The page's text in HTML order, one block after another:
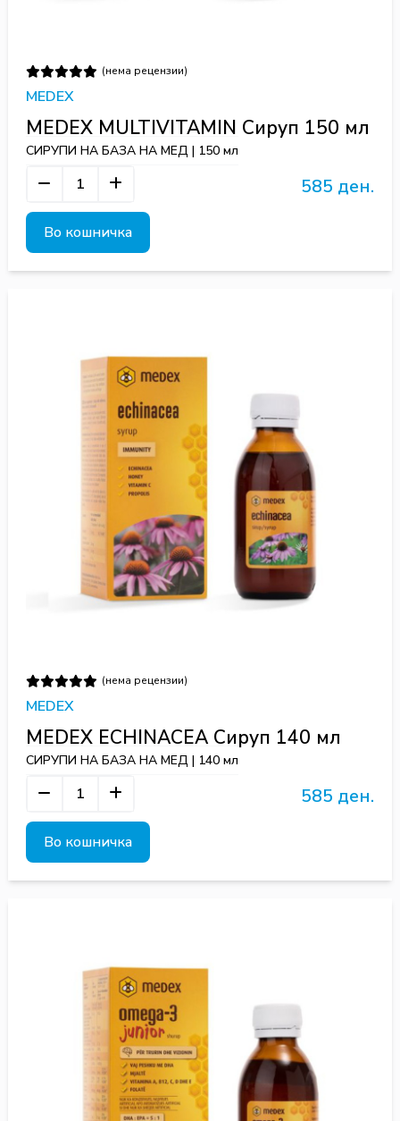
(нема рецензии)
MEDEX
MEDEX MULTIVITAMIN Сируп 150 мл
СИРУПИ НА БАЗА НА МЕД | 150 мл
585 ден.
Во кошничка
(нема рецензии)
MEDEX
MEDEX ECHINACEA Сируп 140 мл
СИРУПИ НА БАЗА НА МЕД | 140 мл
585 ден.
Во кошничка